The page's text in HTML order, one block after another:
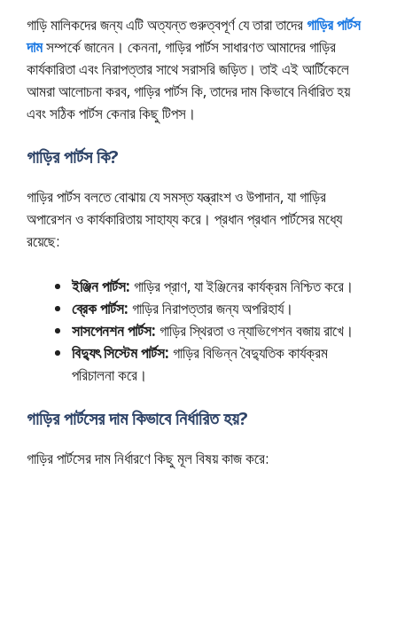
গাড়ি মালিকদের জন্য এটি অত্যন্ত গুরুত্বপূর্ণ যে তারা তাদেরগাড়ির পার্টস
দামসম্পর্কে জানেন। কেননা, গাড়ির পার্টস সাধারণত আমাদের গাড়ির
কার্যকারিতা এবং নিরাপত্তার সাথে সরাসরি জড়িত। তাই এই আর্টিকেলে
আমরা আলোচনা করব, গাড়ির পার্টস কি, তাদের দাম কিভাবে নির্ধারিত হয়
এবং সঠিক পার্টস কেনার কিছু টিপস।
গাড়ির পার্টস কি?
গাড়ির পার্টস বলতে বোঝায় যে সমস্ত যন্ত্রাংশ ও উপাদান, যা গাড়ির
অপারেশন ও কার্যকারিতায় সাহায্য করে। প্রধান প্রধান পার্টসের মধ্যে
রয়েছে:
ইঞ্জিন পার্টস: গাড়ির প্রাণ, যা ইঞ্জিনের কার্যক্রম নিশ্চিত করে।
ব্রেক পার্টস: গাড়ির নিরাপত্তার জন্য অপরিহার্য।
সাসপেনশন পার্টস: গাড়ির স্থিরতা ও ন্যাভিগেশন বজায় রাখে।
বিদ্যুৎ সিস্টেম পার্টস: গাড়ির বিভিন্ন বৈদ্যুতিক কার্যক্রম
পরিচালনা করে।
গাড়ির পার্টসের দাম কিভাবে নির্ধারিত হয়?
গাড়ির পার্টসের দাম নির্ধারণে কিছু মূল বিষয় কাজ করে: